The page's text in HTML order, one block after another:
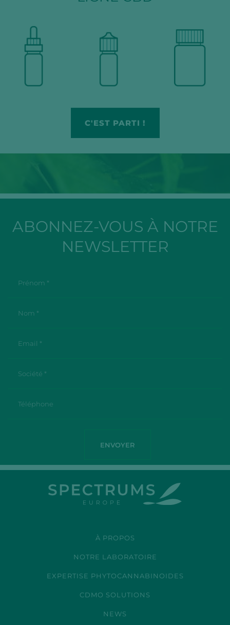
C'EST PARTI !
ABONNEZ-VOUS À NOTRE
NEWSLETTER
À PROPOS
NOTRE LABORATOIRE
EXPERTISE PHYTOCANNABINOIDES
CDMO SOLUTIONS
NEWS